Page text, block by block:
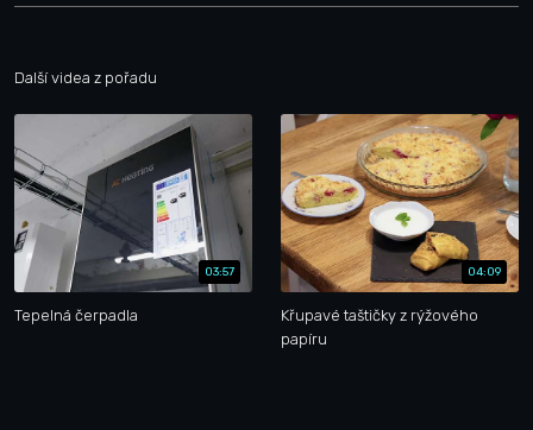
Další videa z pořadu
03:57
Tepelná čerpadla
04:09
Křupavé taštičky z rýžového
papíru